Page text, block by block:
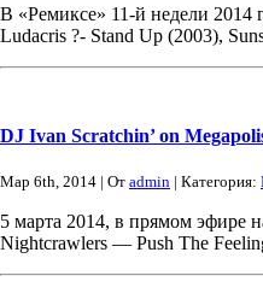
В «Ремиксе» 11-й недели 2014
Ludacris ?- Stand Up (2003),
DJ Ivan Scratchin’ on
Мар 6th, 2014 | От admin | Категория:
5 марта 2014, в прямом эфире
Nightcrawlers — Push The